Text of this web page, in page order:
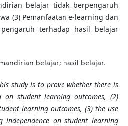
belajar tidak berpengaruh
(3) Pemanfaatan e-learning dan
terhadap hasil belajar
belajar; hasil belajar.
study is to prove whether there is
on student learning outcomes, (2)
learning outcomes, (3) the use
independence on student learning